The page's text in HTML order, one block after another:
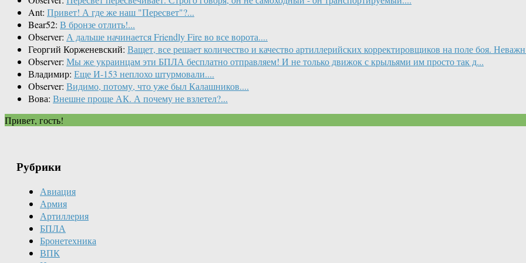
Ant: Привет! А где же наш "Пересвет"?...
Bear52: В бронзе отлить!...
Observer: А дальше начинается Friendly Fire во все ворота....
Георгий Корженевский: Ващет, все решает количество и качество артиллерийских корректировщиков на поле боя.
Observer: Мы же украинцам эти БПЛА бесплатно отправляем! И не только движок с крыльями им просто так д...
Владимир: Еще И-153 неплохо штурмовали....
Observer: Видимо, потому, что уже был Калашников....
Вова: Внешне проще АК. А почему не взлетел?...
Привет, гость!
Рубрики
Авиация
Армия
Артиллерия
БПЛА
Бронетехника
ВПК